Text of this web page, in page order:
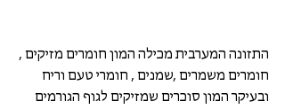
התזונה המערבית מכילה המון חומרים מזיקים ,
חומרים משמרים ,שמנים , חומרי טעם וריח
ובעיקר המון סוכרים שמזיקים לגוף הגורמים